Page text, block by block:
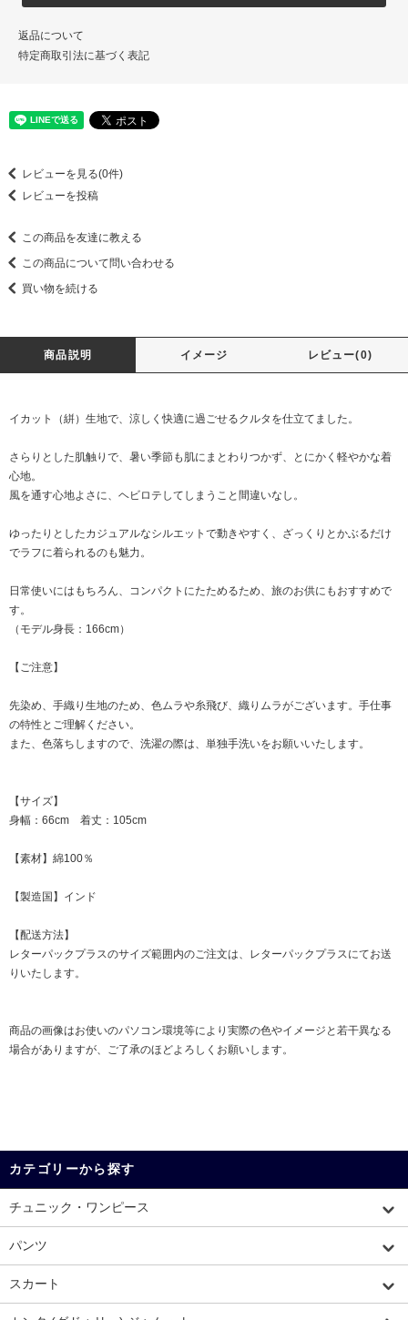
返品について
特定商取引法に基づく表記
レビューを見る(0件)
レビューを投稿
この商品を友達に教える
この商品について問い合わせる
買い物を続ける
商品説明 イメージ レビュー(0)
イカット（絣）生地で、涼しく快適に過ごせるクルタを仕立てました。
さらりとした肌触りで、暑い季節も肌にまとわりつかず、とにかく軽やかな着
心地。
風を通す心地よさに、ヘビロテしてしまうこと間違いなし。
ゆったりとしたカジュアルなシルエットで動きやすく、ざっくりとかぶるだけ
でラフに着られるのも魅力。
日常使いにはもちろん、コンパクトにたためるため、旅のお供にもおすすめで
す。
（モデル身長：166cm）
【ご注意】
先染め、手織り生地のため、色ムラや糸飛び、織りムラがございます。手仕事
の特性とご理解ください。
また、色落ちしますので、洗濯の際は、単独手洗いをお願いいたします。
【サイズ】
身幅：66cm 着丈：105cm
【素材】綿100％
【製造国】インド
【配送方法】
レターパックプラスのサイズ範囲内のご注文は、レターパックプラスにてお送
りいたします。
商品の画像はお使いのパソコン環境等により実際の色やイメージと若干異なる
場合がありますが、ご了承のほどよろしくお願いします。
カテゴリーから探す
チュニック・ワンピース
パンツ
スカート